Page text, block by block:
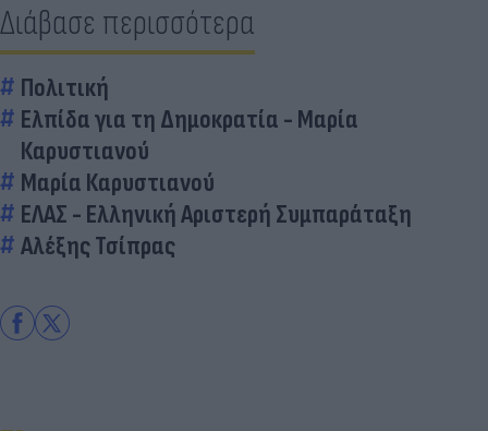
Διάβασε περισσότερα
Πολιτική
Ελπίδα για τη Δημοκρατία - Μαρία
Καρυστιανού
Μαρία Καρυστιανού
ΕΛΑΣ - Ελληνική Αριστερή Συμπαράταξη
Αλέξης Τσίπρας